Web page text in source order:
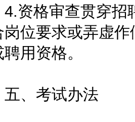
格审查贯穿招
岗位要求或弄虚
用资格。
考试办法